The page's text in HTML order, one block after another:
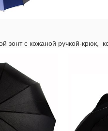
зонт с кожаной ручкой-крюк,